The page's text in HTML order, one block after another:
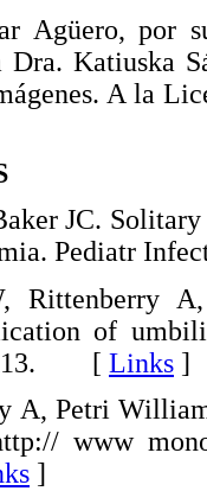
por su
Dra. Katiuska
A la
JC.
Pediatr
Rittenberry
of
113. [ Links ]
A, Petri
www
]